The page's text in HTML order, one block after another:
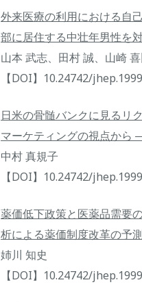
外来医療の利用における自
部に居住する中壮年男性を
山本 武志、田村 誠、山崎
【DOI】10.24742/
日米の骨髄バンクに見るリ
マーケティングの視点から
中村 真規子
【DOI】10.24742/
薬価低下政策と医薬品需要
析による薬価制度改革の予
姉川 知史
【DOI】10.24742/